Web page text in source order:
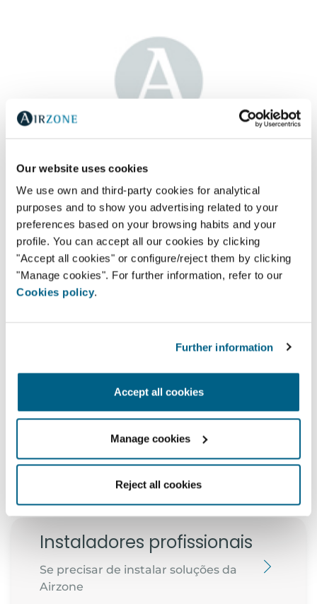
Our website uses cookies
We use own and third-party cookies for analytical
purposes and to show you advertising related to your
preferences based on your browsing habits and your
profile. You can accept all our cookies by clicking
"Accept all cookies" or configure/reject them by clicking
"Manage cookies". For further information, refer to our
Cookies policy.
Further information
Accept all cookies
Manage cookies
Reject all cookies
L.D.A.
Av. Jaime Cortesão 79,
2910-473 - Setúbal
geral@arwatt.pt
265 741 040
Aqui pode procurar o seu
partner da Airzone.
Instaladores profissionais
Se precisar de instalar soluções da
Airzone